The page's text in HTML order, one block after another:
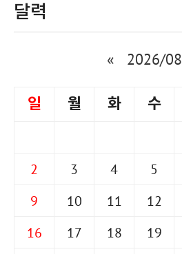
달력
« 2026/08
일 월 화 수
2
3 4 5
9
10 11 12
16
17 18 19